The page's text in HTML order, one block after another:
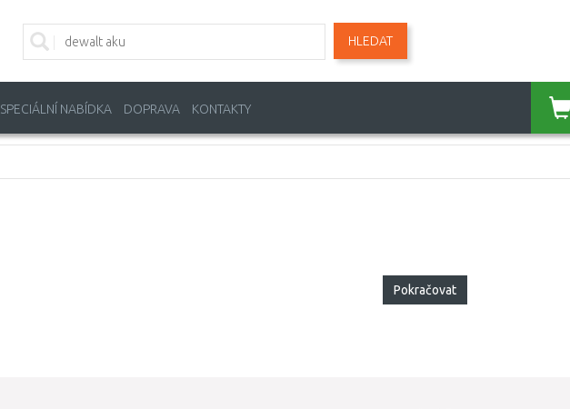
HLEDAT
SPECIÁLNÍ NABÍDKA DOPRAVA KONTAKTY
Pokračovat